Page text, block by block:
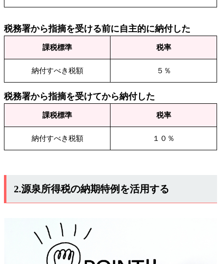
税務署から指摘を受ける前に自主的に納付した
課税標準 税率
納付すべき税額 ５％
税務署から指摘を受けてから納付した
課税標準 税率
納付すべき税額 １０％
2.源泉所得税の納期特例を活用する